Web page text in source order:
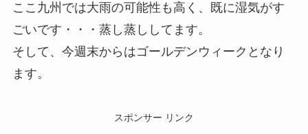
ここ九州では大雨の可能性も高く、既に湿気がす
ごいです・・・蒸し蒸ししてます。
そして、今週末からはゴールデンウィークとなり
ます。
スポンサー リンク